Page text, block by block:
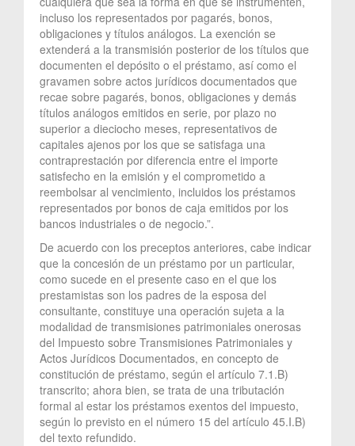
incluso los representados por pagarés, bonos,
obligaciones y títulos análogos. La exención se
extenderá a la transmisión posterior de los títulos que
documenten el depósito o el préstamo, así como el
gravamen sobre actos jurídicos documentados que
recae sobre pagarés, bonos, obligaciones y demás
títulos análogos emitidos en serie, por plazo no
superior a dieciocho meses, representativos de
capitales ajenos por los que se satisfaga una
contraprestación por diferencia entre el importe
satisfecho en la emisión y el comprometido a
reembolsar al vencimiento, incluidos los préstamos
representados por bonos de caja emitidos por los
bancos industriales o de negocio.”.
De acuerdo con los preceptos anteriores, cabe indicar
que la concesión de un préstamo por un particular,
como sucede en el presente caso en el que los
prestamistas son los padres de la esposa del
consultante, constituye una operación sujeta a la
modalidad de transmisiones patrimoniales onerosas
del Impuesto sobre Transmisiones Patrimoniales y
Actos Jurídicos Documentados, en concepto de
constitución de préstamo, según el artículo 7.1.B)
transcrito; ahora bien, se trata de una tributación
formal al estar los préstamos exentos del impuesto,
según lo previsto en el número 15 del artículo 45.I.B)
del texto refundido.